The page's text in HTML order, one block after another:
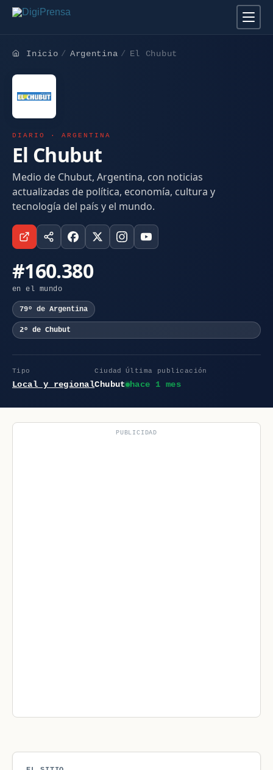
Inicio Argentina El Chubut
DIARIO · ARGENTINA
El Chubut
Medio de Chubut, Argentina, con noticias
actualizadas de política, economía, cultura y
tecnología del país y el mundo.
#160.380
en el mundo
79º de Argentina
2º de Chubut
Tipo
Local y regional
Ciudad
Chubut
Última publicación
hace 1 mes
PUBLICIDAD